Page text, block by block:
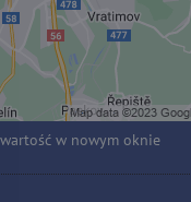
Zezwól raz
- zgadzam się z
Funkcjonalny
w nowym oknie